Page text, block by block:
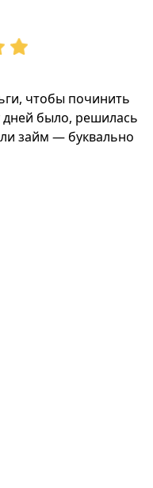
чтобы починить
было, решилась
займ — буквально